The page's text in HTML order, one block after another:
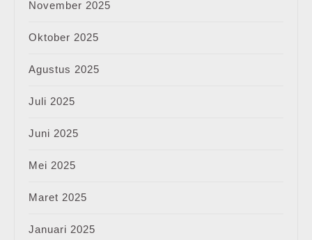
November 2025
Oktober 2025
Agustus 2025
Juli 2025
Juni 2025
Mei 2025
Maret 2025
Januari 2025